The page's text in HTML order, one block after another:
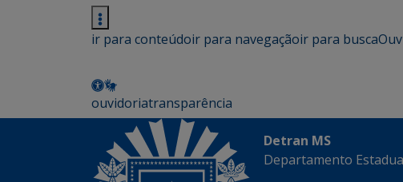
ir para conteúdoir para navegaçãoir para busca
ouvidoriatransparência
Detran MS
Departamento